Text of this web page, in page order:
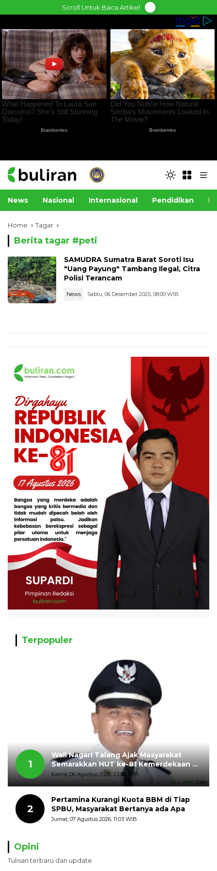
to
Scroll Untuk Baca Artikel
News Nasional Internasional Pendidikan
Home Tagar
Berita tagar #peti
SAMUDRA Sumatra Barat Soroti Isu
"Uang Payung" Tambang Ilegal, Citra
Polisi Terancam
News Sabtu, 06 Desember 2025, 08:00 WIB
Terpopuler
1
Wali Nagari Talang Ajak Masyarakat
Semarakkan HUT ke-81 Kemerdekaan RI
dengan Mengibarkan Bendera Merah
Putih
Kamis, 06 Agustus 2026, 23:56 WIB
2
Pertamina Kurangi Kuota BBM di Tiap
SPBU, Masyarakat Bertanya ada Apa
Jumat, 07 Agustus 2026, 11:03 WIB
Opini
Tulisan terbaru dan update